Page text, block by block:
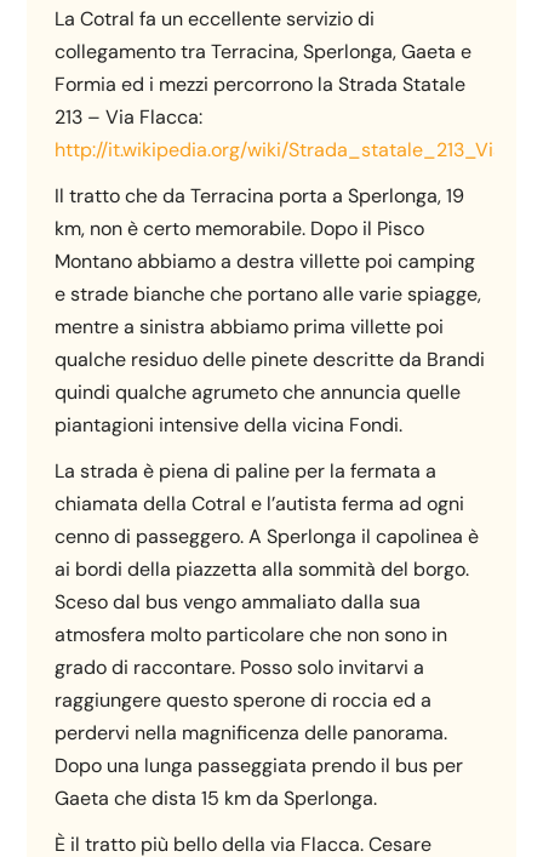
La Cotral fa un eccellente servizio di
collegamento tra Terracina, Sperlonga, Gaeta e
Formia ed i mezzi percorrono la Strada Statale
213 – Via Flacca:
http://it.wikipedia.org/wiki/
Il tratto che da Terracina porta a Sperlonga, 19
km, non è certo memorabile. Dopo il Pisco
Montano abbiamo a destra villette poi camping
e strade bianche che portano alle varie spiagge,
mentre a sinistra abbiamo prima villette poi
qualche residuo delle pinete descritte da Brandi
quindi qualche agrumeto che annuncia quelle
piantagioni intensive della vicina Fondi.
La strada è piena di paline per la fermata a
chiamata della Cotral e l’autista ferma ad ogni
cenno di passeggero. A Sperlonga il capolinea è
ai bordi della piazzetta alla sommità del borgo.
Sceso dal bus vengo ammaliato dalla sua
atmosfera molto particolare che non sono in
grado di raccontare. Posso solo invitarvi a
raggiungere questo sperone di roccia ed a
perdervi nella magnificenza delle panorama.
Dopo una lunga passeggiata prendo il bus per
Gaeta che dista 15 km da Sperlonga.
È il tratto più bello della via Flacca. Cesare